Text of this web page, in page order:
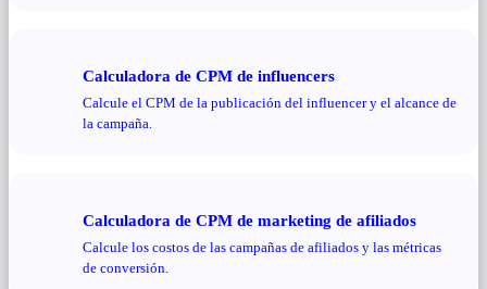
Calculadora de CPM de influencers
Calcule el CPM de la publicación del influencer y el alcance de
la campaña.
Calculadora de CPM de marketing de afiliados
Calcule los costos de las campañas de afiliados y las métricas
de conversión.